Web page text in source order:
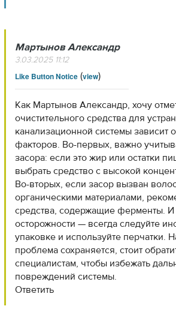
Мартынов Александр
3.03.2025 11:12
Like Button Notice(view)
Как Мартынов Александр, хочу
очистительного средства для
канализационной системы зависит
факторов. Во-первых, важно
засора: если это жир или остатки
выбрать средство с высокой
Во-вторых, если засор вызван
органическими материалами,
средства, содержащие ферменты. И
осторожности — всегда следуйте
упаковке и используйте перчатки.
проблема сохраняется, стоит
специалистам, чтобы избежать
повреждений системы.
Ответить